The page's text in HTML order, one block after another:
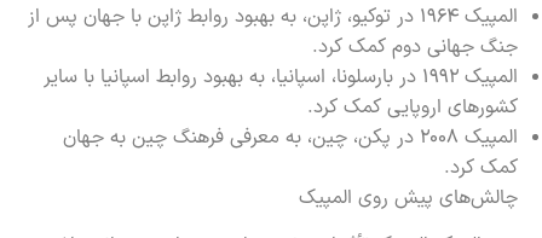
المپیک ۱۹۶۴ در توکیو، ژاپن، به بهبود روابط ژاپن با جهان پس از
جنگ جهانی دوم کمک کرد.
المپیک ۱۹۹۲ در بارسلونا، اسپانیا، به بهبود روابط اسپانیا با سایر
کشورهای اروپایی کمک کرد.
المپیک ۲۰۰۸ در پکن، چین، به معرفی فرهنگ چین به جهان
کمک کرد.
چالش‌های پیش روی المپیک